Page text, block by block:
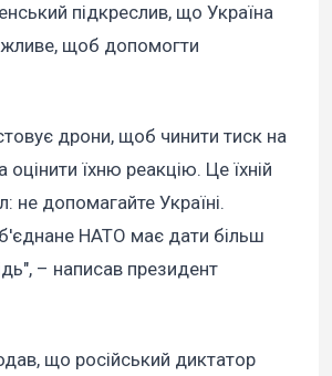
підкреслив, що Україна
щоб допомогти
дрони, щоб чинити тиск на
оцінити їхню реакцію. Це їхній
не допомагайте Україні.
НАТО має дати більш
– написав президент
що російський диктатор